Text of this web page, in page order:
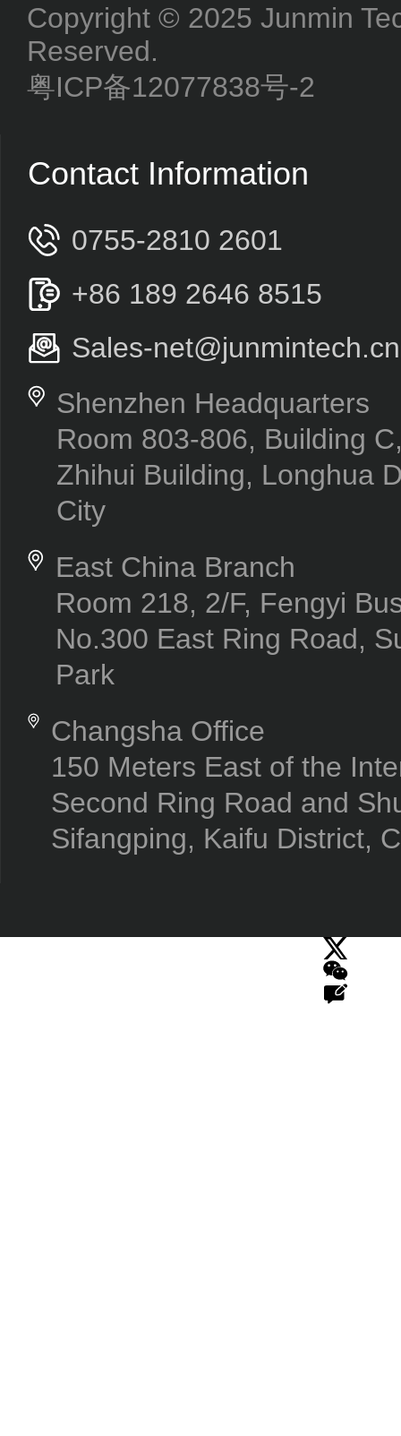
Copyright © 2025 Junmin
Reserved.
粤ICP备12077838号-2
Contact Information
0755-2810 2601
+86 189 2646 8515
Sales-net@junmintech.cn
Shenzhen Headquarters
Room 803-806, Building
Zhihui Building, Longhua
City
East China Branch
Room 218, 2/F, Fengyi
No.300 East Ring Road,
Park
Changsha Office
150 Meters East of the
Second Ring Road and
Sifangping, Kaifu District,